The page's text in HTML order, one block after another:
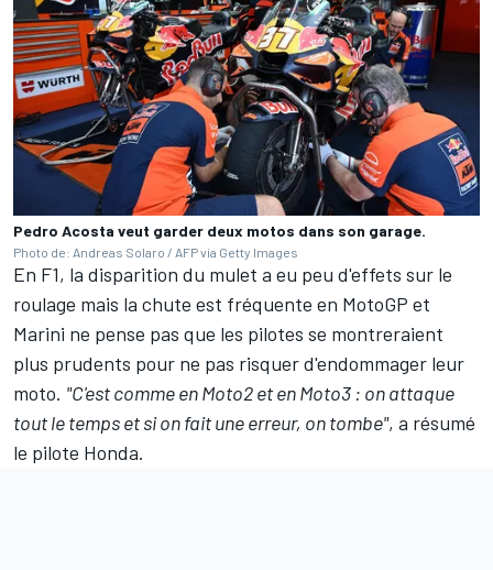
Pedro Acosta veut garder deux motos dans son garage.
Photo de: Andreas Solaro / AFP via Getty Images
En F1, la disparition du mulet a eu peu d'effets sur le
roulage mais la chute est fréquente en MotoGP et
Marini ne pense pas que les pilotes se montreraient
plus prudents pour ne pas risquer d'endommager leur
moto. "C'est comme en Moto2 et en Moto3 : on attaque
tout le temps et si on fait une erreur, on tombe", a résumé
le pilote Honda.